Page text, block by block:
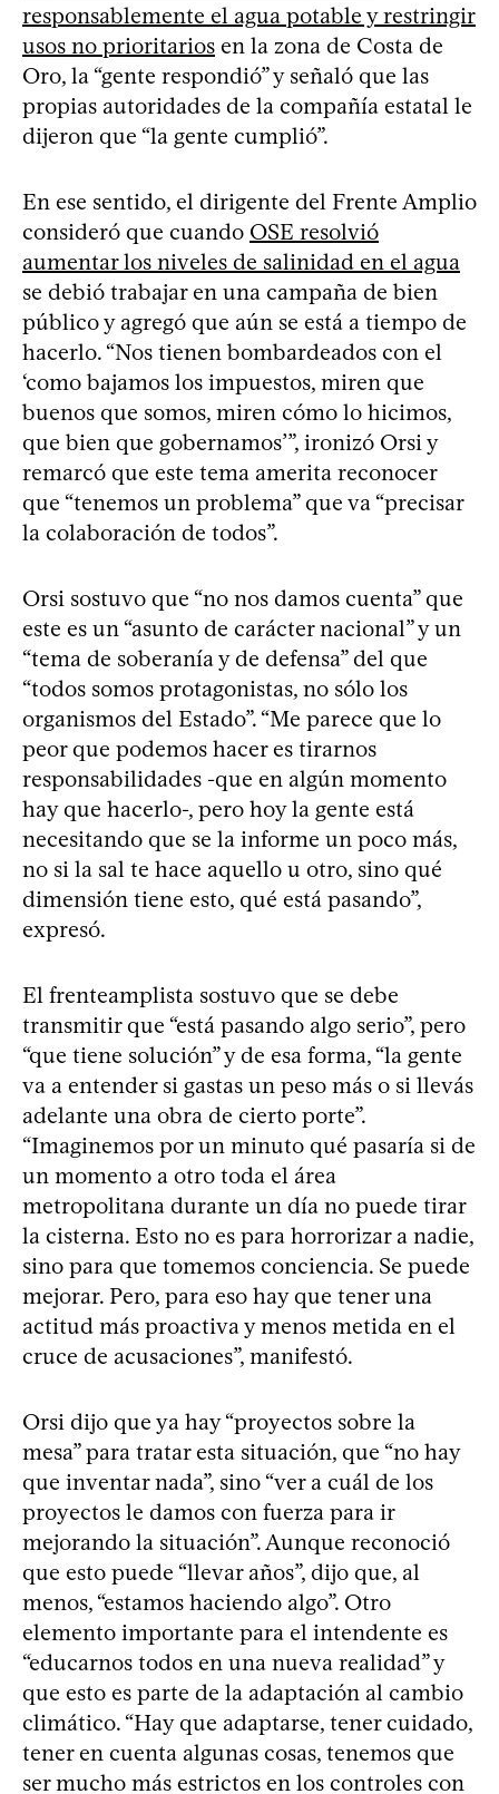
responsablemente el agua potable y restringir
usos no prioritarios en la zona de Costa de
Oro, la “gente respondió” y señaló que las
propias autoridades de la compañía estatal le
dijeron que “la gente cumplió”.
En ese sentido, el dirigente del Frente Amplio
consideró que cuando OSE resolvió
aumentar los niveles de salinidad en el agua
se debió trabajar en una campaña de bien
público y agregó que aún se está a tiempo de
hacerlo. “Nos tienen bombardeados con el
‘como bajamos los impuestos, miren que
buenos que somos, miren cómo lo hicimos,
que bien que gobernamos’”, ironizó Orsi y
remarcó que este tema amerita reconocer
que “tenemos un problema” que va “precisar
la colaboración de todos”.
Orsi sostuvo que “no nos damos cuenta” que
este es un “asunto de carácter nacional” y un
“tema de soberanía y de defensa” del que
“todos somos protagonistas, no sólo los
organismos del Estado”. “Me parece que lo
peor que podemos hacer es tirarnos
responsabilidades -que en algún momento
hay que hacerlo-, pero hoy la gente está
necesitando que se la informe un poco más,
no si la sal te hace aquello u otro, sino qué
dimensión tiene esto, qué está pasando”,
expresó.
El frenteamplista sostuvo que se debe
transmitir que “está pasando algo serio”, pero
“que tiene solución” y de esa forma, “la gente
va a entender si gastas un peso más o si llevás
adelante una obra de cierto porte”.
“Imaginemos por un minuto qué pasaría si de
un momento a otro toda el área
metropolitana durante un día no puede tirar
la cisterna. Esto no es para horrorizar a nadie,
sino para que tomemos conciencia. Se puede
mejorar. Pero, para eso hay que tener una
actitud más proactiva y menos metida en el
cruce de acusaciones”, manifestó.
Orsi dijo que ya hay “proyectos sobre la
mesa” para tratar esta situación, que “no hay
que inventar nada”, sino “ver a cuál de los
proyectos le damos con fuerza para ir
mejorando la situación”. Aunque reconoció
que esto puede “llevar años”, dijo que, al
menos, “estamos haciendo algo”. Otro
elemento importante para el intendente es
“educarnos todos en una nueva realidad” y
que esto es parte de la adaptación al cambio
climático. “Hay que adaptarse, tener cuidado,
tener en cuenta algunas cosas, tenemos que
ser mucho más estrictos en los controles con